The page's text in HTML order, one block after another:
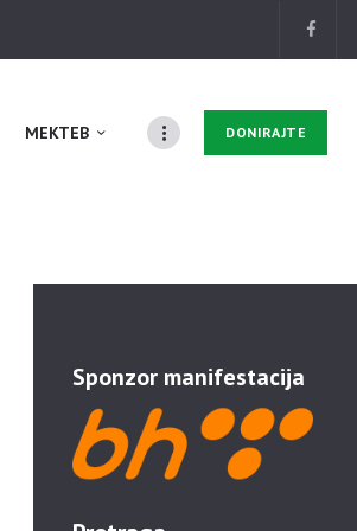
MEKTEB DONIRAJTE
Sponzor manifestacija